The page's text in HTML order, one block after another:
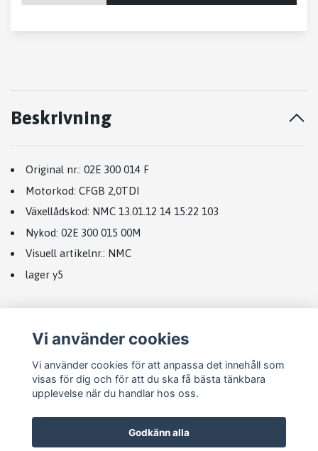
Beskrivning
Original nr.: 02E 300 014 F
Motorkod: CFGB 2,0TDI
Växellådskod: NMC 13.01.12 14 15:22 103
Nykod: 02E 300 015 00M
Visuell artikelnr.: NMC
lager y5
Vi använder cookies
Vi använder cookies för att anpassa det innehåll som
visas för dig och för att du ska få bästa tänkbara
upplevelse när du handlar hos oss.
Godkänn alla